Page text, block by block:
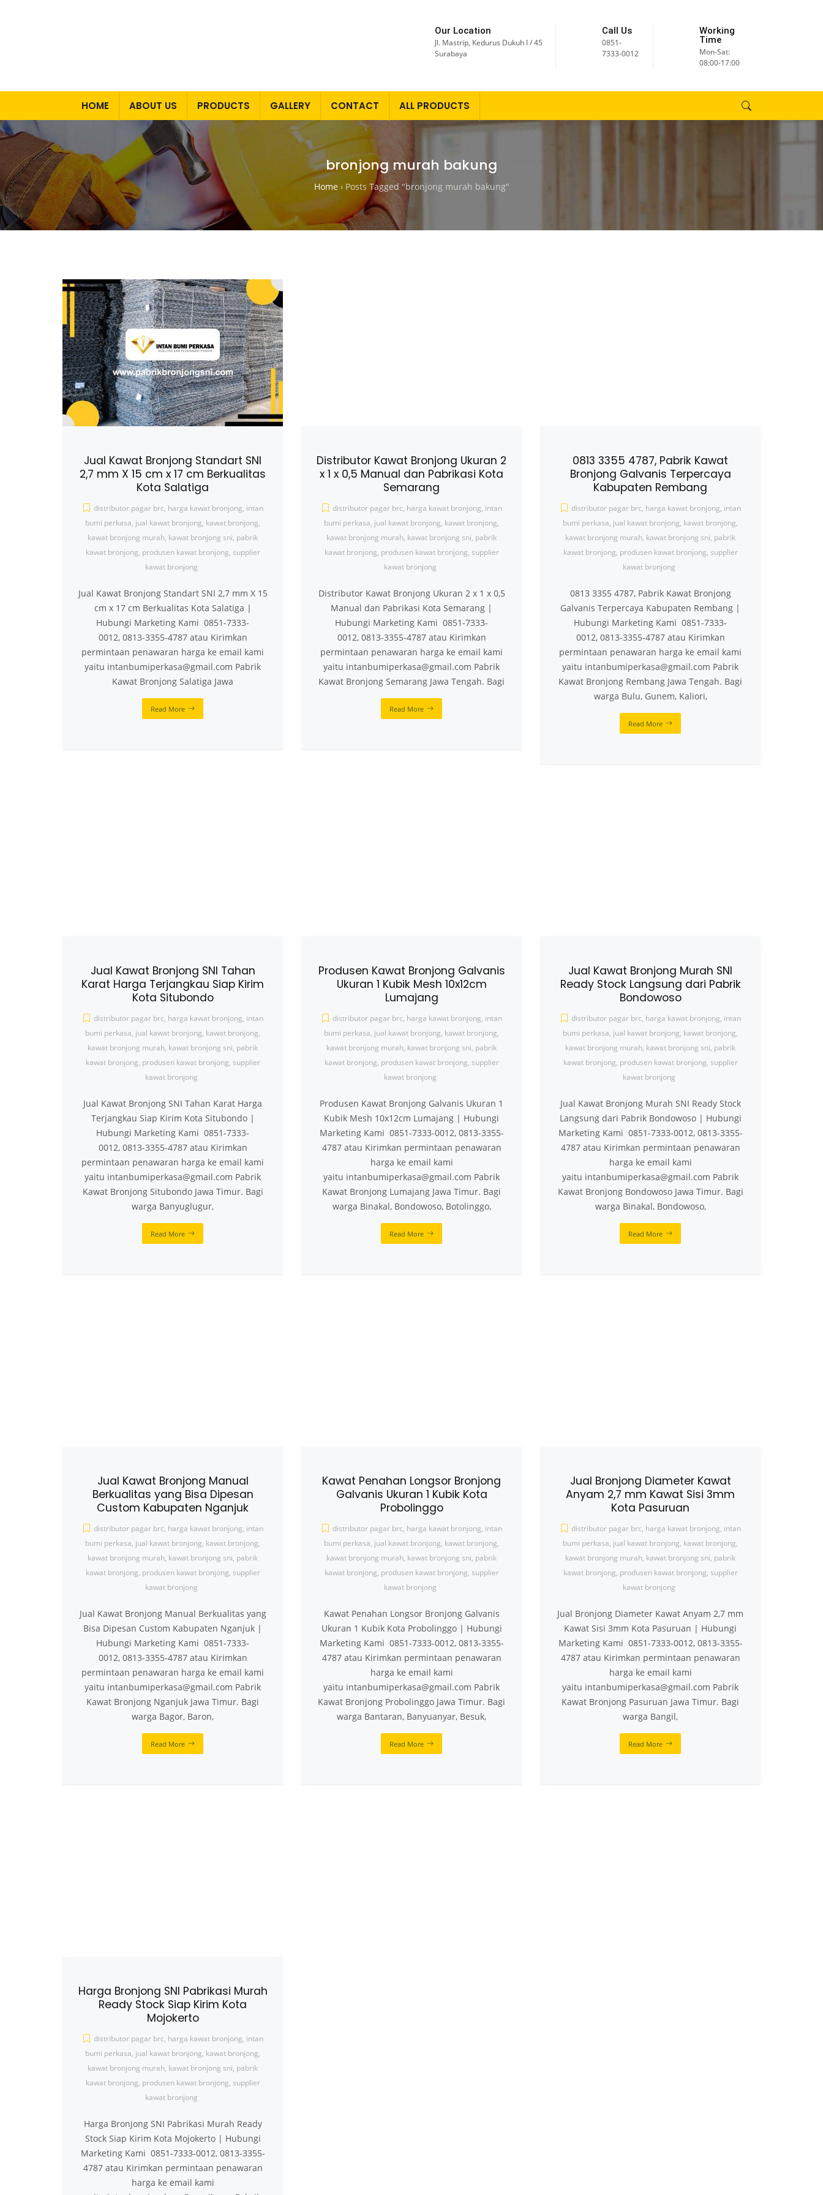
Our Location
Jl. Mastrip, Kedurus Dukuh I / 45
Surabaya
Call Us
0851-
7333-0012
Working
Time
Mon-Sat:
08:00-17:00
HOME ABOUT US PRODUCTS GALLERY CONTACT ALL PRODUCTS
bronjong murah bakung
Home› Posts Tagged "bronjong murah bakung"
Jual Kawat Bronjong Standart SNI
2,7 mm X 15 cm x 17 cm Berkualitas
Kota Salatiga
distributor pagar brc, harga kawat bronjong, intan
bumi perkasa, jual kawat bronjong, kawat bronjong,
kawat bronjong murah, kawat bronjong sni, pabrik
kawat bronjong, produsen kawat bronjong, supplier
kawat bronjong
Jual Kawat Bronjong Standart SNI 2,7 mm X 15
cm x 17 cm Berkualitas Kota Salatiga |
Hubungi Marketing Kami 0851-7333-
0012, 0813-3355-4787 atau Kirimkan
permintaan penawaran harga ke email kami
yaitu intanbumiperkasa@gmail.com Pabrik
Kawat Bronjong Salatiga Jawa
Read More
Distributor Kawat Bronjong Ukuran 2
x 1 x 0,5 Manual dan Pabrikasi Kota
Semarang
distributor pagar brc, harga kawat bronjong, intan
bumi perkasa, jual kawat bronjong, kawat bronjong,
kawat bronjong murah, kawat bronjong sni, pabrik
kawat bronjong, produsen kawat bronjong, supplier
kawat bronjong
Distributor Kawat Bronjong Ukuran 2 x 1 x 0,5
Manual dan Pabrikasi Kota Semarang |
Hubungi Marketing Kami 0851-7333-
0012, 0813-3355-4787 atau Kirimkan
permintaan penawaran harga ke email kami
yaitu intanbumiperkasa@gmail.com Pabrik
Kawat Bronjong Semarang Jawa Tengah. Bagi
Read More
0813 3355 4787, Pabrik Kawat
Bronjong Galvanis Terpercaya
Kabupaten Rembang
distributor pagar brc, harga kawat bronjong, intan
bumi perkasa, jual kawat bronjong, kawat bronjong,
kawat bronjong murah, kawat bronjong sni, pabrik
kawat bronjong, produsen kawat bronjong, supplier
kawat bronjong
0813 3355 4787, Pabrik Kawat Bronjong
Galvanis Terpercaya Kabupaten Rembang |
Hubungi Marketing Kami 0851-7333-
0012, 0813-3355-4787 atau Kirimkan
permintaan penawaran harga ke email kami
yaitu intanbumiperkasa@gmail.com Pabrik
Kawat Bronjong Rembang Jawa Tengah. Bagi
warga Bulu, Gunem, Kaliori,
Read More
Jual Kawat Bronjong SNI Tahan
Karat Harga Terjangkau Siap Kirim
Kota Situbondo
distributor pagar brc, harga kawat bronjong, intan
bumi perkasa, jual kawat bronjong, kawat bronjong,
kawat bronjong murah, kawat bronjong sni, pabrik
kawat bronjong, produsen kawat bronjong, supplier
kawat bronjong
Jual Kawat Bronjong SNI Tahan Karat Harga
Terjangkau Siap Kirim Kota Situbondo |
Hubungi Marketing Kami 0851-7333-
0012, 0813-3355-4787 atau Kirimkan
permintaan penawaran harga ke email kami
yaitu intanbumiperkasa@gmail.com Pabrik
Kawat Bronjong Situbondo Jawa Timur. Bagi
warga Banyuglugur,
Read More
Produsen Kawat Bronjong Galvanis
Ukuran 1 Kubik Mesh 10x12cm
Lumajang
distributor pagar brc, harga kawat bronjong, intan
bumi perkasa, jual kawat bronjong, kawat bronjong,
kawat bronjong murah, kawat bronjong sni, pabrik
kawat bronjong, produsen kawat bronjong, supplier
kawat bronjong
Produsen Kawat Bronjong Galvanis Ukuran 1
Kubik Mesh 10x12cm Lumajang | Hubungi
Marketing Kami 0851-7333-0012, 0813-3355-
4787 atau Kirimkan permintaan penawaran
harga ke email kami
yaitu intanbumiperkasa@gmail.com Pabrik
Kawat Bronjong Lumajang Jawa Timur. Bagi
warga Binakal, Bondowoso, Botolinggo,
Read More
Jual Kawat Bronjong Murah SNI
Ready Stock Langsung dari Pabrik
Bondowoso
distributor pagar brc, harga kawat bronjong, intan
bumi perkasa, jual kawat bronjong, kawat bronjong,
kawat bronjong murah, kawat bronjong sni, pabrik
kawat bronjong, produsen kawat bronjong, supplier
kawat bronjong
Jual Kawat Bronjong Murah SNI Ready Stock
Langsung dari Pabrik Bondowoso | Hubungi
Marketing Kami 0851-7333-0012, 0813-3355-
4787 atau Kirimkan permintaan penawaran
harga ke email kami
yaitu intanbumiperkasa@gmail.com Pabrik
Kawat Bronjong Bondowoso Jawa Timur. Bagi
warga Binakal, Bondowoso,
Read More
Jual Kawat Bronjong Manual
Berkualitas yang Bisa Dipesan
Custom Kabupaten Nganjuk
distributor pagar brc, harga kawat bronjong, intan
bumi perkasa, jual kawat bronjong, kawat bronjong,
kawat bronjong murah, kawat bronjong sni, pabrik
kawat bronjong, produsen kawat bronjong, supplier
kawat bronjong
Jual Kawat Bronjong Manual Berkualitas yang
Bisa Dipesan Custom Kabupaten Nganjuk |
Hubungi Marketing Kami 0851-7333-
0012, 0813-3355-4787 atau Kirimkan
permintaan penawaran harga ke email kami
yaitu intanbumiperkasa@gmail.com Pabrik
Kawat Bronjong Nganjuk Jawa Timur. Bagi
warga Bagor, Baron,
Read More
Kawat Penahan Longsor Bronjong
Galvanis Ukuran 1 Kubik Kota
Probolinggo
distributor pagar brc, harga kawat bronjong, intan
bumi perkasa, jual kawat bronjong, kawat bronjong,
kawat bronjong murah, kawat bronjong sni, pabrik
kawat bronjong, produsen kawat bronjong, supplier
kawat bronjong
Kawat Penahan Longsor Bronjong Galvanis
Ukuran 1 Kubik Kota Probolinggo | Hubungi
Marketing Kami 0851-7333-0012, 0813-3355-
4787 atau Kirimkan permintaan penawaran
harga ke email kami
yaitu intanbumiperkasa@gmail.com Pabrik
Kawat Bronjong Probolinggo Jawa Timur. Bagi
warga Bantaran, Banyuanyar, Besuk,
Read More
Jual Bronjong Diameter Kawat
Anyam 2,7 mm Kawat Sisi 3mm
Kota Pasuruan
distributor pagar brc, harga kawat bronjong, intan
bumi perkasa, jual kawat bronjong, kawat bronjong,
kawat bronjong murah, kawat bronjong sni, pabrik
kawat bronjong, produsen kawat bronjong, supplier
kawat bronjong
Jual Bronjong Diameter Kawat Anyam 2,7 mm
Kawat Sisi 3mm Kota Pasuruan | Hubungi
Marketing Kami 0851-7333-0012, 0813-3355-
4787 atau Kirimkan permintaan penawaran
harga ke email kami
yaitu intanbumiperkasa@gmail.com Pabrik
Kawat Bronjong Pasuruan Jawa Timur. Bagi
warga Bangil,
Read More
Harga Bronjong SNI Pabrikasi Murah
Ready Stock Siap Kirim Kota
Mojokerto
distributor pagar brc, harga kawat bronjong, intan
bumi perkasa, jual kawat bronjong, kawat bronjong,
kawat bronjong murah, kawat bronjong sni, pabrik
kawat bronjong, produsen kawat bronjong, supplier
kawat bronjong
Harga Bronjong SNI Pabrikasi Murah Ready
Stock Siap Kirim Kota Mojokerto | Hubungi
Marketing Kami 0851-7333-0012, 0813-3355-
4787 atau Kirimkan permintaan penawaran
harga ke email kami